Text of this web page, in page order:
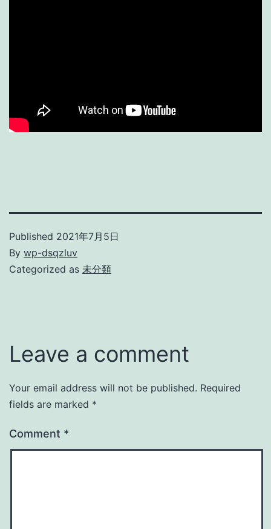
Published 2021年7月5日
By wp-dsqzluv
Categorized as 未分類
Leave a comment
Your email address will not be published. Required
fields are marked *
Comment *